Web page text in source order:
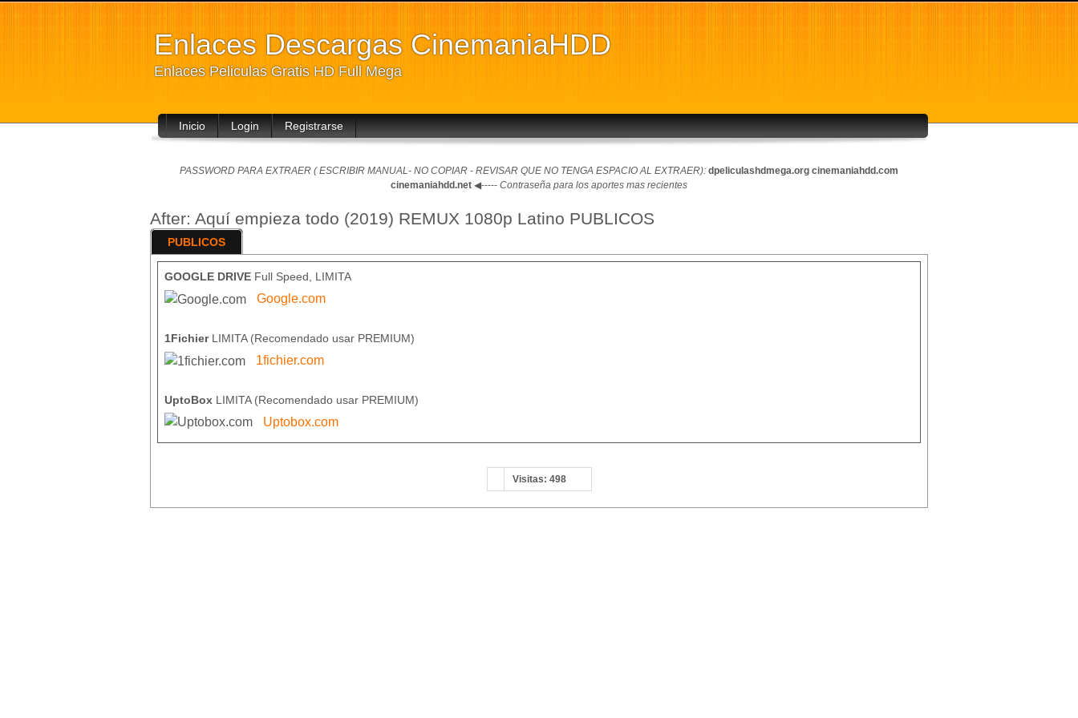
Enlaces Descargas CinemaniaHDD
Enlaces Peliculas Gratis HD Full Mega
Inicio Login Registrarse
PASSWORD PARA EXTRAER ( ESCRIBIR MANUAL- NO COPIAR - REVISAR QUE NO TENGA ESPACIO AL EXTRAER): dpeliculashdmega.org cinemaniahdd.com
cinemaniahdd.net ◀----- Contraseña para los aportes mas recientes
After: Aquí empieza todo (2019) REMUX 1080p Latino PUBLICOS
PUBLICOS
GOOGLE DRIVE Full Speed, LIMITA
Google.com
1FichierLIMITA (Recomendado usar PREMIUM)
1fichier.com
UptoBox LIMITA (Recomendado usar PREMIUM)
Uptobox.com
Visitas: 498